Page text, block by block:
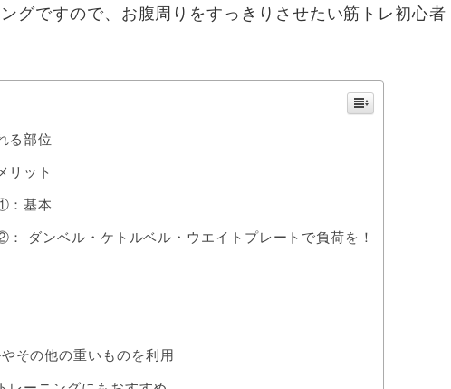
グですので、お腹周りをすっきりさせたい筋トレ初心者
る部位
リット
：基本
ダンベル・ケトルベル・ウエイトプレートで負荷を！
その他の重いものを利用